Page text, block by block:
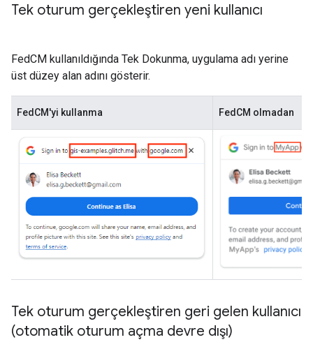
Tek oturum gerçekleştiren yeni kullanıcı
FedCM kullanıldığında Tek Dokunma, uygulama adı yerine
üst düzey alan adını gösterir.
FedCM'yi kullanma FedCM olmadan
Tek oturum gerçekleştiren geri gelen kullanıcı
(otomatik oturum açma devre dışı)